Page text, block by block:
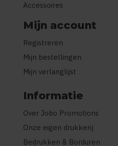
Accessoires
Mijn account
Registreren
Mijn bestellingen
Mijn verlanglijst
Informatie
Over Jobo Promotions
Onze eigen drukkerij
Bedrukken & Borduren